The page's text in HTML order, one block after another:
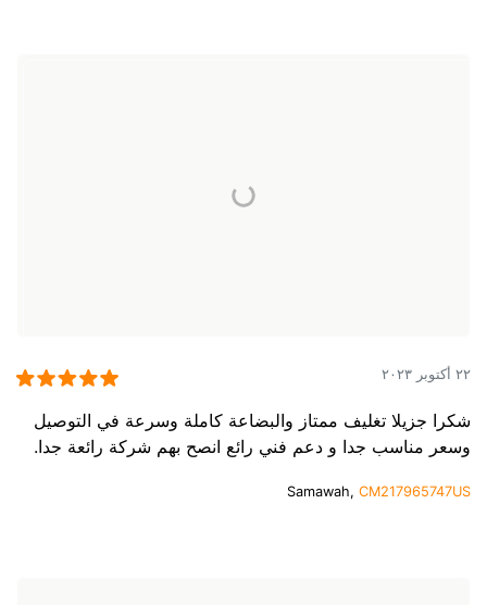
٢٢ أكتوبر ٢٠٢٣
شكرا جزيلا تغليف ممتاز والبضاعة كاملة وسرعة في التوصيل
وسعر مناسب جدا و دعم فني رائع انصح بهم شركة رائعة جدا.
Samawah, CM217965747US